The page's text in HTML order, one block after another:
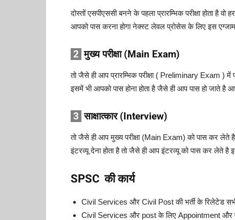
दोस्तों एसपीएससी बनने के पहला प्रारम्भिक परीक्षा होता है
आपको पास करना होगा नेक्स्ट लेवल प्रोसेस के लिए इस
2 मुख्य परीक्षा (Main Exam)
तो जैसे ही आप प्रारम्भिक परीक्षा ( Preliminary Exam )
इसमें भी आपको पास होना होता है जैसे ही आप पास हो जाते है
3 साक्षात्कार (Interview)
तो जैसे ही आप मुख्य परीक्षा (Main Exam) को पास कर
इंटरव्यू देना होता है तो जैसे ही आप इंटरव्यू को पास कर लेते
SPSC की कार्य
Civil Services और Civil Post की भर्ती के रिलेटेड
Civil Services और post के लिए Appointment